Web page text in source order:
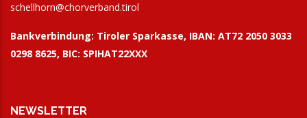
schellhorn@chorverband.tirol
Bankverbindung: Tiroler Sparkasse, IBAN: AT72 2050 3033
0298 8625, BIC: SPIHAT22XXX
NEWSLETTER